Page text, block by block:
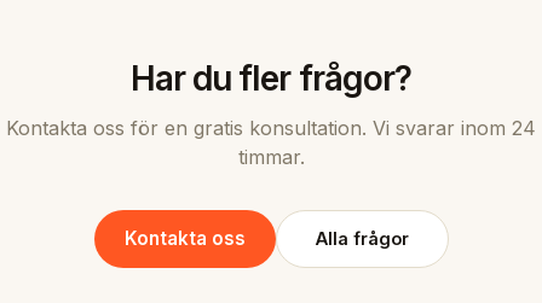
Har du fler frågor?
Kontakta oss för en gratis konsultation. Vi svarar inom 24
timmar.
Kontakta oss Alla frågor